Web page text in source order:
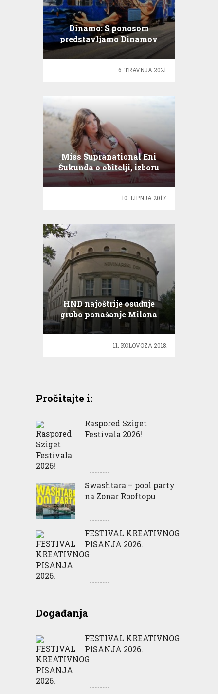
Dinamo: S ponosom
predstavljamo Dinamov
tramvaj
6. TRAVNJA 2021.
Miss Supranational Eni
Šukunda o obitelji, izboru
ljepote i planovima
10. LIPNJA 2017.
HND najoštrije osuđuje
grubo ponašanje Milana
Bandića prema novinarki
11. KOLOVOZA 2018.
Pročitajte i:
Raspored Sziget
Festivala 2026!
Swashtara – pool party
na Zonar Rooftopu
FESTIVAL KREATIVNOG
PISANJA 2026.
Događanja
FESTIVAL KREATIVNOG
PISANJA 2026.